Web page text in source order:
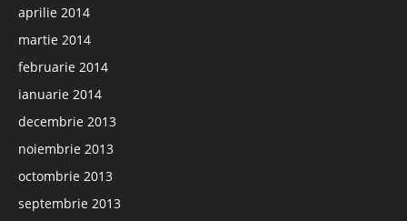
aprilie 2014
martie 2014
februarie 2014
ianuarie 2014
decembrie 2013
noiembrie 2013
octombrie 2013
septembrie 2013